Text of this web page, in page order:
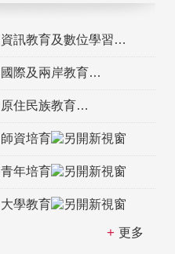
資訊教育及數位學習
國際及兩岸教育
原住民族教育
師資培育
青年培育
大學教育
更多